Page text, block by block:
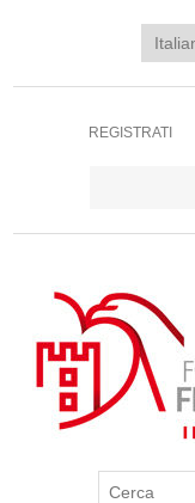
REGISTRATI